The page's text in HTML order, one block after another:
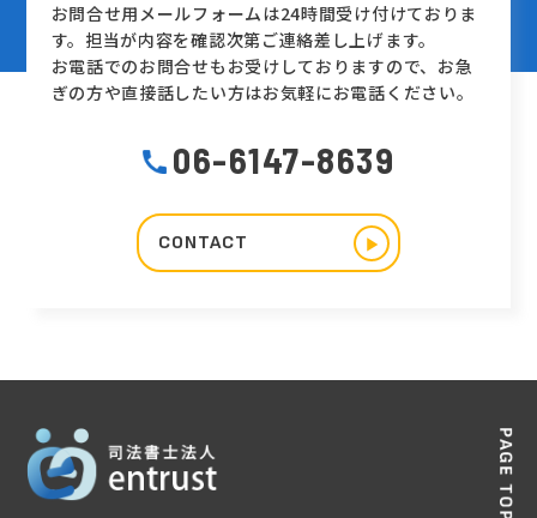
お問合せ用メールフォームは24時間受け付けておりま
す。担当が内容を確認次第ご連絡差し上げます。
お電話でのお問合せもお受けしておりますので、お急
ぎの方や直接話したい方はお気軽にお電話ください。
06-6147-8639
CONTACT ▶︎